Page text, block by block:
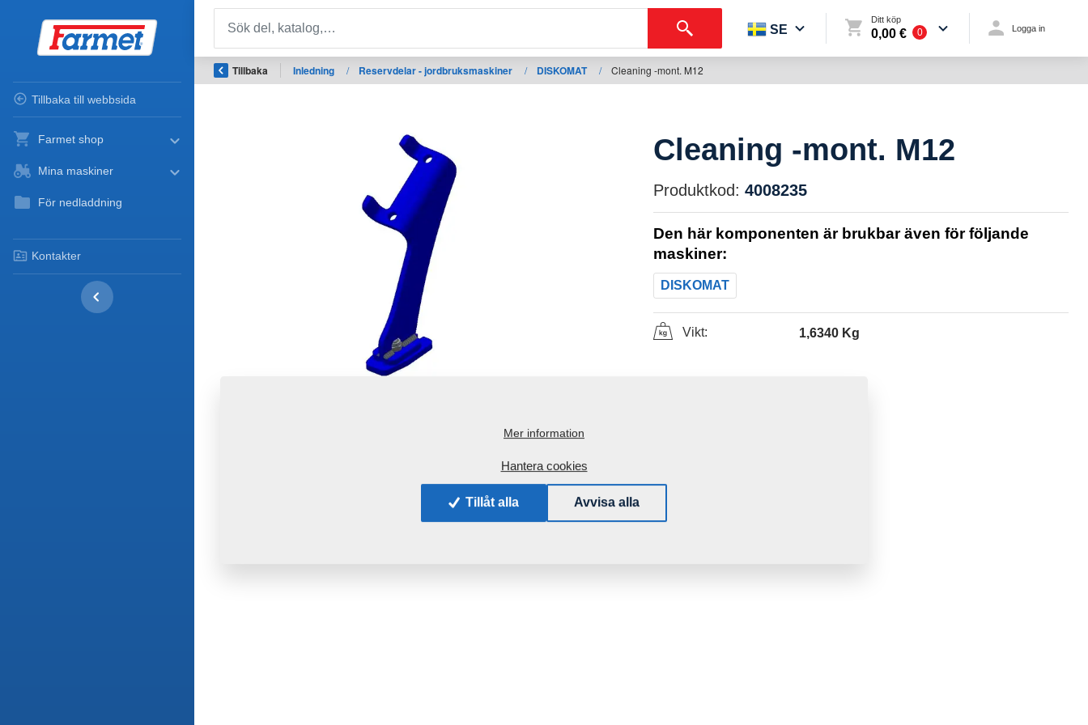
Tillbaka till webbsida
Farmet shop
Mina maskiner
För nedladdning
Kontakter
SE
Ditt köp
0,00 € 0 Logga in
Tillbaka Inledning / Reservdelar - jordbruksmaskiner / DISKOMAT / Cleaning -mont. M12
Cleaning -mont. M12
Produktkod: 4008235
Den här komponenten är brukbar även för följande
maskiner:
DISKOMAT
Vikt: 1,6340 Kg
Mer information
Hantera cookies
Tillåt alla Avvisa alla